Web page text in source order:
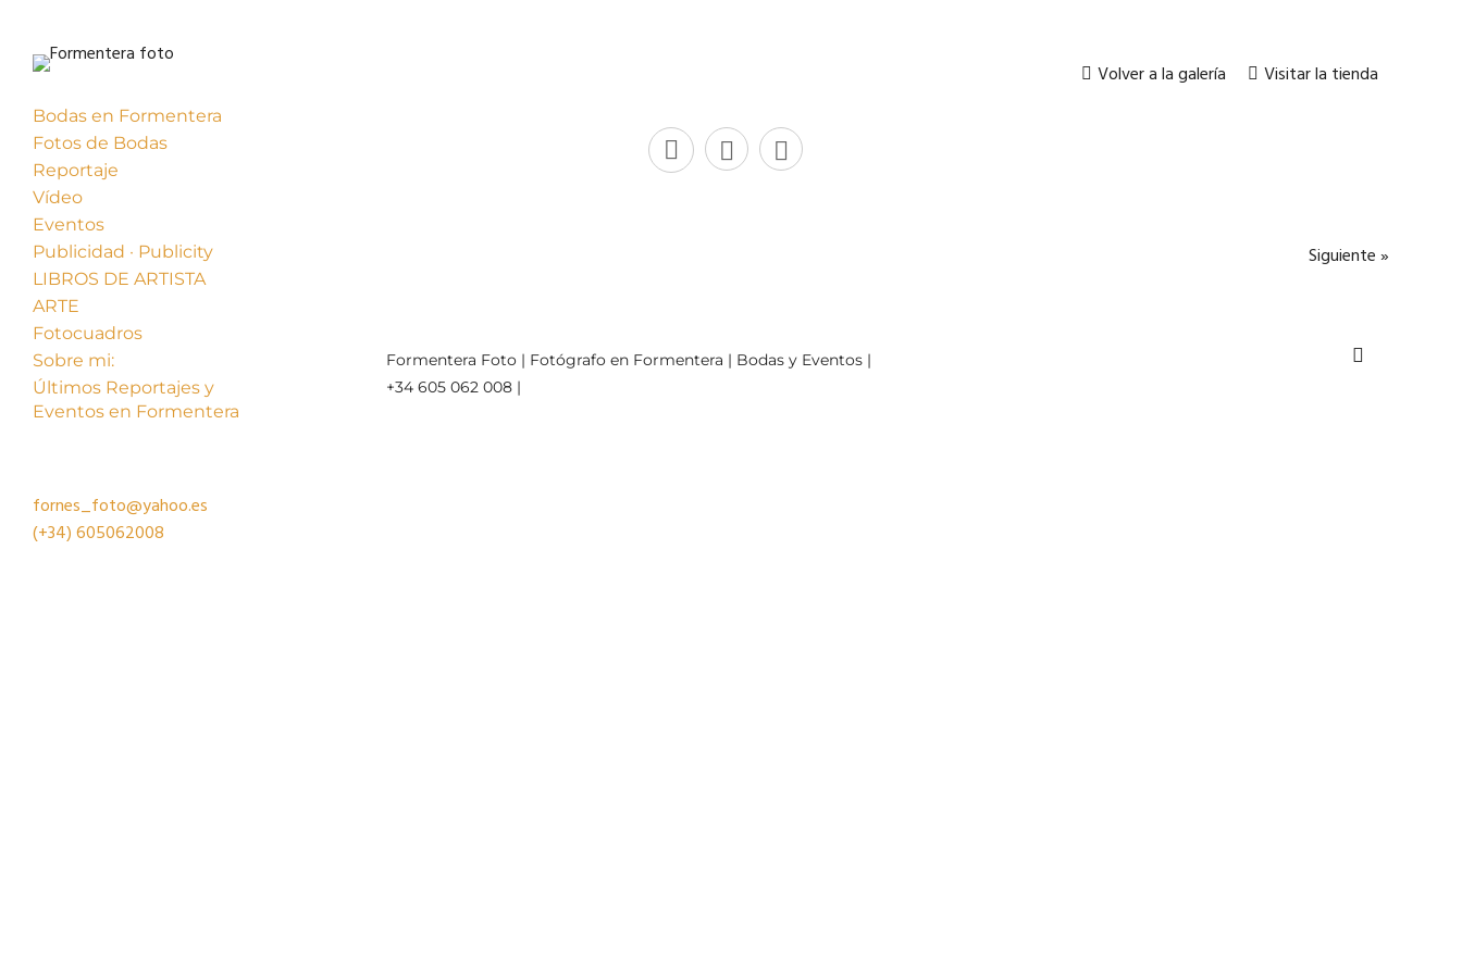
Bodas en Formentera
Fotos de Bodas
Reportaje
Vídeo
Eventos
Publicidad · Publicity
LIBROS DE ARTISTA
ARTE
Fotocuadros
Sobre mi:
Últimos Reportajes y
Eventos en Formentera
fornes_foto@yahoo.es
(+34)605062008
Volver a la galería Visitar la tienda
« Anterior Siguiente »
Formentera Foto | Fotógrafo en Formentera | Bodas y Eventos |
+34 605 062 008 |